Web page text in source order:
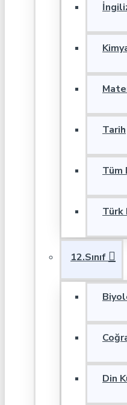
Tarih
Tüm
Türk
12.Sınıf
Din